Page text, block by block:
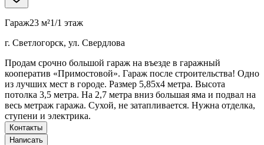
Гараж23 м²1/1 этаж
г. Светлогорск, ул. Свердлова
Продам срочно большой гараж на въезде в гаражный
кооператив «Примостовой». Гараж после строительства! Одно
из лучших мест в городе. Размер 5,85х4 метра. Высота
потолка 3,5 метра. На 2,7 метра вниз большая яма и подвал на
весь метраж гаража. Сухой, не затапливается. Нужна отделка,
ступени и электрика.
Контакты
Написать